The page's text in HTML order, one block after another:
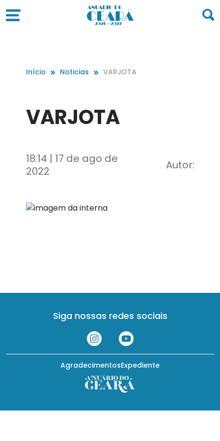
Início Noticias VARJOTA
VARJOTA
18:14 | 17 de ago de
2022
Autor:
Siga nossas redes sociais
Expediente
Agradecimentos